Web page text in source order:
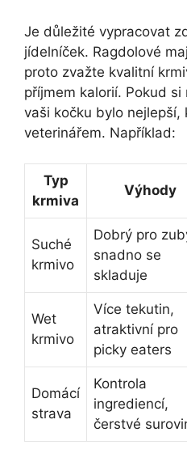
Je důležité vypracovat
jídelníček. Ragdolové
proto zvažte kvalitní
příjmem kalorií. Pokud
vaši kočku bylo nejlepší,
veterinářem. Například:
Typ
krmiva
Výhody
Suché
krmivo
Dobrý pro
snadno se
skladuje
Wet
krmivo
Více tekutin,
atraktivní pro
picky eaters
Domácí
strava
Kontrola
ingrediencí,
čerstvé